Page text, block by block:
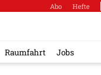
Abo Hefte
Raumfahrt Jobs